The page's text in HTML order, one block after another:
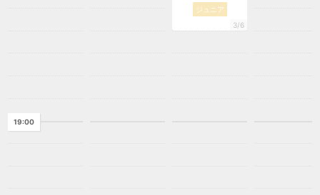
ジュニア
3/6
19:00